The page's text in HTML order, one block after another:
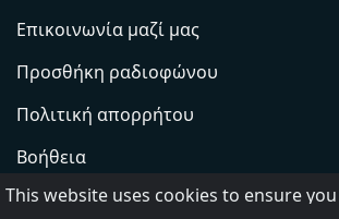
Επικοινωνία μαζί μας
Προσθήκη ραδιοφώνου
Πολιτική απορρήτου
Βοήθεια
DMCA